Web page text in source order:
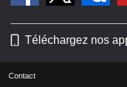
Téléchargez nos
Contact